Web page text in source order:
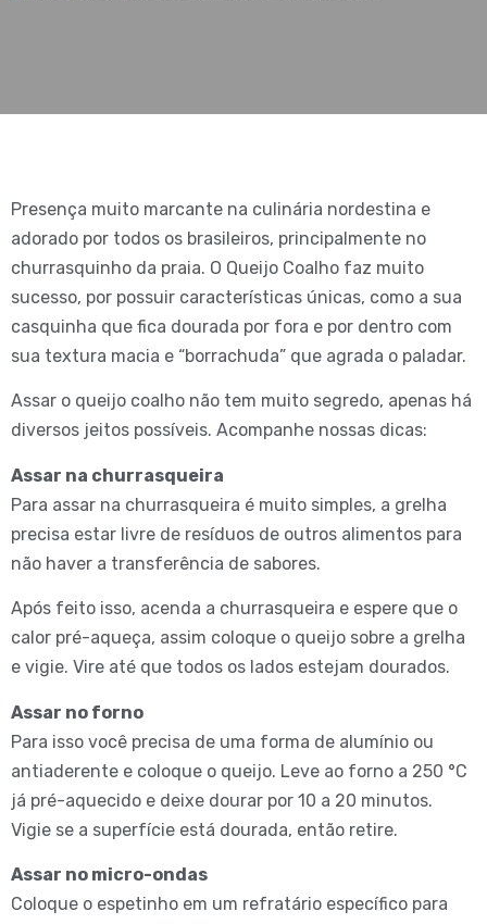
Presença muito marcante na culinária nordestina e
adorado por todos os brasileiros, principalmente no
churrasquinho da praia. O Queijo Coalho faz muito
sucesso, por possuir características únicas, como a sua
casquinha que fica dourada por fora e por dentro com
sua textura macia e “borrachuda” que agrada o paladar.
Assar o queijo coalho não tem muito segredo, apenas há
diversos jeitos possíveis. Acompanhe nossas dicas:
Assar na churrasqueira
Para assar na churrasqueira é muito simples, a grelha
precisa estar livre de resíduos de outros alimentos para
não haver a transferência de sabores.
Após feito isso, acenda a churrasqueira e espere que o
calor pré-aqueça, assim coloque o queijo sobre a grelha
e vigie. Vire até que todos os lados estejam dourados.
Assar no forno
Para isso você precisa de uma forma de alumínio ou
antiaderente e coloque o queijo. Leve ao forno a 250 °C
já pré-aquecido e deixe dourar por 10 a 20 minutos.
Vigie se a superfície está dourada, então retire.
Assar no micro-ondas
Coloque o espetinho em um refratário específico para